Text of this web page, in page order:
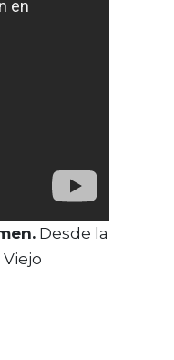
Desde la